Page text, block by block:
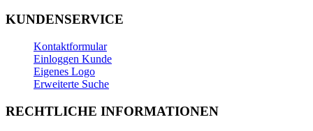
KUNDENSERVICE
Kontaktformular
Einloggen Kunde
Eigenes Logo
Erweiterte Suche
RECHTLICHE INFORMATIONEN